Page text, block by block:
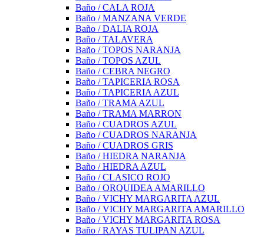
Baño / CALA ROJA
Baño / MANZANA VERDE
Baño / DALIA ROJA
Baño / TALAVERA
Baño / TOPOS NARANJA
Baño / TOPOS AZUL
Baño / CEBRA NEGRO
Baño / TAPICERIA ROSA
Baño / TAPICERIA AZUL
Baño / TRAMA AZUL
Baño / TRAMA MARRON
Baño / CUADROS AZUL
Baño / CUADROS NARANJA
Baño / CUADROS GRIS
Baño / HIEDRA NARANJA
Baño / HIEDRA AZUL
Baño / CLASICO ROJO
Baño / ORQUIDEA AMARILLO
Baño / VICHY MARGARITA AZUL
Baño / VICHY MARGARITA AMARILLO
Baño / VICHY MARGARITA ROSA
Baño / RAYAS TULIPAN AZUL